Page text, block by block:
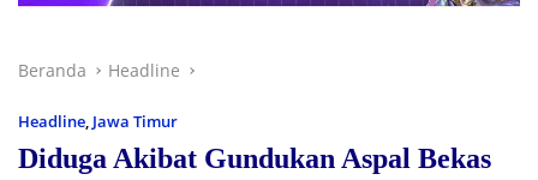
Beranda Headline
Headline, Jawa Timur
Diduga Akibat Gundukan Aspal Bekas